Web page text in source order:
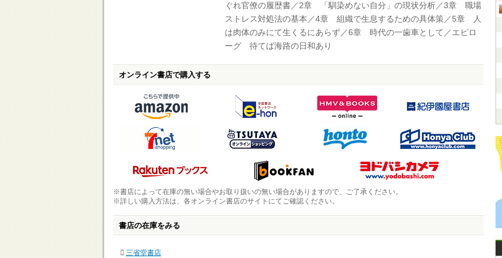
ぐれ官僚の履歴書／2章 「馴染めない自分」の現状分析／3章 職場
ストレス対処法の基本／4章 組織で生息するための具体策／5章 人
は肉体のみにて生くるにあらず／6章 時代の一歯車として／エピロ
ーグ 待てば海路の日和あり
オンライン書店で購入する
※書店によって在庫の無い場合やお取り扱いの無い場合がありますので、ご了承ください。
※詳しい購入方法は、各オンライン書店のサイトにてご確認ください。
書店の在庫をみる
三省堂書店